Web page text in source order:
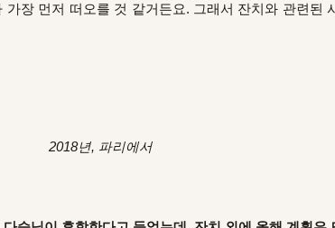
가장 먼저 떠오를 것 같거든요. 그래서 잔치와 관련된
2018년, 파리에서